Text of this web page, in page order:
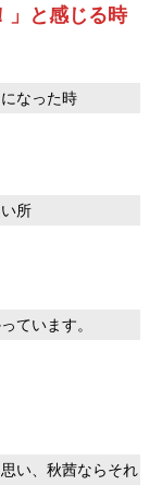
」と感じる時
なった時
所
ています。
い、秋茜ならそれ